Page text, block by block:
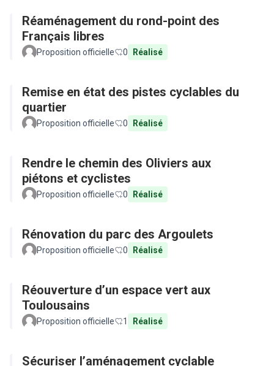
Réaménagement du rond-point des
Français libres
Proposition officielle 0 Réalisé
Remise en état des pistes cyclables du
quartier
Proposition officielle 0 Réalisé
Rendre le chemin des Oliviers aux
piétons et cyclistes
Proposition officielle 0 Réalisé
Rénovation du parc des Argoulets
Proposition officielle 0 Réalisé
Réouverture d’un espace vert aux
Toulousains
Proposition officielle 1 Réalisé
Sécuriser l’aménagement cyclable